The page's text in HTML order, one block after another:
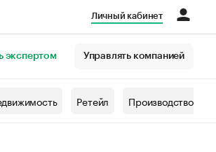
Личный кабинет
экспертом Управлять компанией
Ретейл Производство